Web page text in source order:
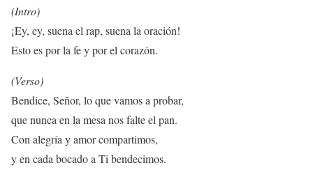
(Intro)
¡Ey, ey, suena el rap, suena la oración!
Esto es por la fe y por el corazón.
(Verso)
Bendice, Señor, lo que vamos a probar,
que nunca en la mesa nos falte el pan.
Con alegría y amor compartimos,
y en cada bocado a Ti bendecimos.